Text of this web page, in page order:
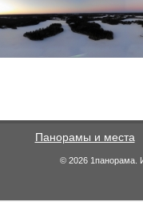
Панорамы и места
© 2026 1панорама.